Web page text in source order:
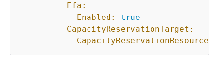
Efa:
Enabled:
true
CapacityReservationTarget: